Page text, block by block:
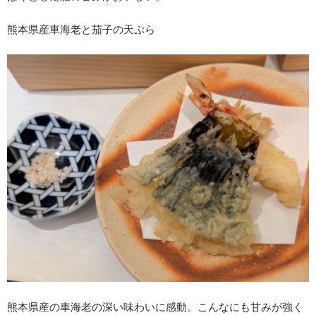
熊本県産車海老と茄子の天ぷら
熊本県産の車海老の深い味わいに感動。こんなにも甘みが強く